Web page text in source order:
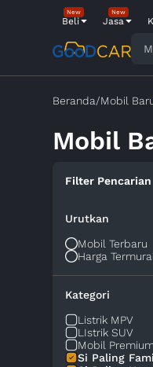
Beli
New
Jasa
New
Beranda/Mobil
Mobil
Filter Pencarian
Urutkan
Mobil Terbaru
Harga
Kategori
Listrik MPV
LIstrik SUV
Mobil
Si Paling